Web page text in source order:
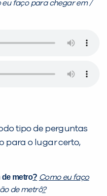
eu faço para chegar em /
tipo de perguntas
para o lugar certo,
metro? Como eu faço
de metrô?